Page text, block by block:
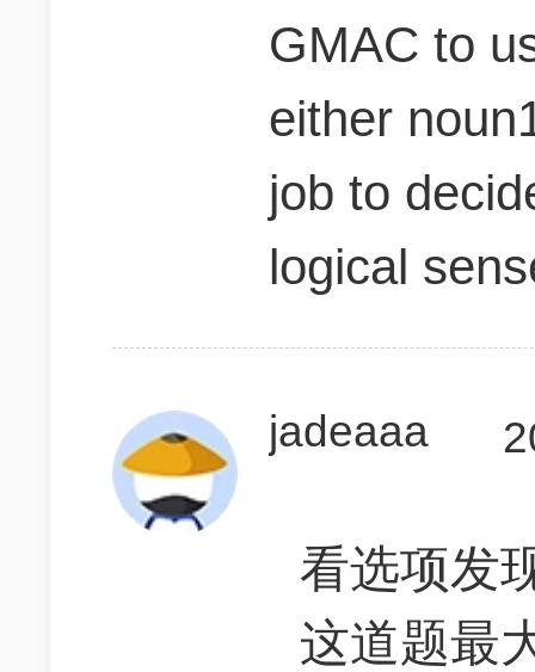
GMAC to
either
job to
logical
jadeaaa
看选项发
这道题最